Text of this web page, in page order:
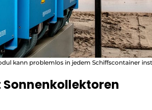
kann problemlos in jedem Schiffscontainer